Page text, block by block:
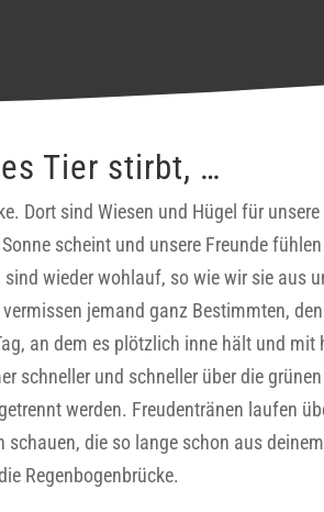
Tier stirbt, …
Dort sind Wiesen und Hügel für
scheint und unsere Freunde
wieder wohlauf, so wie wir sie aus
jemand ganz Bestimmten,
an dem es plötzlich inne hält und
schneller und schneller über die
werden. Freudentränen laufen
schauen, die so lange schon aus
Regenbogenbrücke.